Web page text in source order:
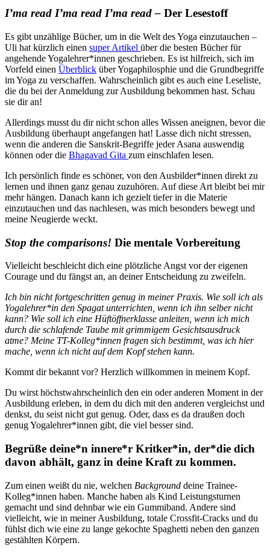
I’ma read I’ma read I’ma read – Der Lesestoff
Es gibt unzählige Bücher, um in die Welt des Yoga einzutauchen –
Uli hat kürzlich einen super Artikel über die besten Bücher für
angehende Yogalehrer*innen geschrieben. Es ist hilfreich, sich im
Vorfeld einen Überblick über Yogaphilosphie und die Grundbegriffe
im Yoga zu verschaffen. Wahrscheinlich gibt es auch eine Leseliste,
die du bei der Anmeldung zur Ausbildung bekommen hast. Schau
sie dir an!
Allerdings musst du dir nicht schon alles Wissen aneignen, bevor die
Ausbildung überhaupt angefangen hat! Lasse dich nicht stressen,
wenn die anderen die Sanskrit-Begriffe jeder Asana auswendig
können oder die Bhagavad Gita zum einschlafen lesen.
Ich persönlich finde es schöner, von den Ausbilder*innen direkt zu
lernen und ihnen ganz genau zuzuhören. Auf diese Art bleibt bei mir
mehr hängen. Danach kann ich gezielt tiefer in die Materie
einzutauchen und das nachlesen, was mich besonders bewegt und
meine Neugierde weckt.
Stop the comparisons! Die mentale Vorbereitung
Vielleicht beschleicht dich eine plötzliche Angst vor der eigenen
Courage und du fängst an, an deiner Entscheidung zu zweifeln.
Ich bin nicht fortgeschritten genug in meiner Praxis. Wie soll ich als
Yogalehrer*in den Spagat unterrichten, wenn ich ihn selber nicht
kann? Wie soll ich eine Hüftöffnerklasse anleiten, wenn ich mich
durch die schlafende Taube mit grimmigem Gesichtsausdruck
atme? Meine TT-Kolleg*innen fragen sich bestimmt, was ich hier
mache, wenn ich nicht auf dem Kopf stehen kann.
Kommt dir bekannt vor? Herzlich willkommen in meinem Kopf.
Du wirst höchstwahrscheinlich den ein oder anderen Moment in der
Ausbildung erleben, in dem du dich mit den anderen vergleichst und
denkst, du seist nicht gut genug. Oder, dass es da draußen doch
genug Yogalehrer*innen gibt, die viel besser sind.
Begrüße deine*n innere*r Kritker*in, der*die dich
davon abhält, ganz in deine Kraft zu kommen.
Zum einen weißt du nie, welchen Background deine Trainee-
Kolleg*innen haben. Manche haben als Kind Leistungsturnen
gemacht und sind dehnbar wie ein Gummiband. Andere sind
vielleicht, wie in meiner Ausbildung, totale Crossfit-Cracks und du
fühlst dich wie eine zu lange gekochte Spaghetti neben den ganzen
gestählten Körpern.